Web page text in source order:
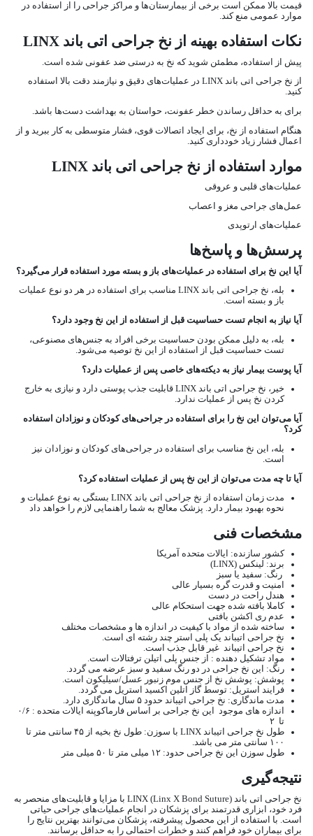
قیمت بالا ممکن است برخی از بیمارستان‌ها و مراکز جراحی را از استفاده در
موارد عمومی منع کند.
نکات استفاده بهینه از نخ جراحی اتی باند LINX
پیش از استفاده، مطمئن شوید که نخ به درستی ضد عفونی شده است.
از نخ جراحی اتی باند LINX در عملیات‌های دقیق و نیازمند دقت بالا استفاده
کنید.
برای به حداقل رساندن خطر عفونت، حواستان به بهداشت دست‌ها باشد.
هنگام استفاده از نخ، برای ایجاد اتصالات قوی، فشار متوسطی به کار ببرید و از
اعمال فشار زیاد خودداری کنید.
موارد استفاده از نخ جراحی اتی باند LINX
عملیات‌های قلبی و عروقی
عمل‌های جراحی مغز و اعصاب
عملیات‌های ارتوپدی
پرسش‌ها و پاسخ‌ها
آیا این نخ برای استفاده در عملیات‌های باز و بسته مورد استفاده قرار می‌گیرد؟
بله، نخ جراحی اتی باند LINX مناسب برای استفاده در هر دو نوع عملیات
باز و بسته است.
آیا نیاز به انجام تست حساسیت قبل از استفاده از این نخ وجود دارد؟
بله، به دلیل ممکن بودن حساسیت برخی افراد به جنس‌های مصنوعی،
تست حساسیت قبل از استفاده از این نخ توصیه می‌شود.
آیا پوست بیمار نیاز به دیکته‌های خاصی پس از عملیات دارد؟
خیر، نخ جراحی اتی باند LINX قابلیت جذب پوستی دارد و نیازی به خارج
کردن نخ پس از عملیات ندارد.
آیا می‌توان این نخ را برای استفاده در جراحی‌های کودکان و نوزادان استفاده
کرد؟
بله، این نخ مناسب برای استفاده در جراحی‌های کودکان و نوزادان نیز
است.
آیا تا چه مدت می‌توان از این نخ پس از عملیات استفاده کرد؟
مدت زمان استفاده از نخ جراحی اتی باند LINX بستگی به نوع عملیات و
نحوه بهبود بیمار دارد. پزشک معالج به شما راهنمایی لازم را خواهد داد
مشخصات فنی
کشور سازنده: ایالات متحده آمریکا
برند: لینکس (LINX)
رنگ: سفید یا سبز
امنیت و قدرت گره بسیار عالی
هندل راحت در دست
کاملا بافته شده جهت استحکام عالی
عدم ری اکشن بافتی
ساخته شده از مواد با کیفیت در اندازه ها و مشخصات مختلف
نخ جراحی اتیباند یک پلی استر چند رشته ای است.
نخ جراحی اتیباند غیر قابل جذب است.
مواد تشکیل دهنده : از جنس پلی اتیلن ترفتالات است.
رنگ: این نخ جراحی در دو رنگ سفید و سبز عرضه می گردد.
پوشش: پوشش نخ از جنس موم زنبور عسل/سیلیکون است.
فرایند استریل: توسط گاز اتلین اکسید استریل می گردد.
مدت ماندگاری: نخ جراحی اتیباند حدود ۵ سال ماندگاری دارد.
اندازه های موجود این نخ جراحی بر اساس فارماکوپنه ایالات متحده : ۰/۶
تا ۲
طول نخ جراحی اتیباند LINX با سوزن: طول نخ بخیه از ۴۵ سانتی متر تا
۱۰۰ سانتی متر می باشد.
طول سوزن این نخ جراحی حدود: ۱۲ میلی متر تا ۵۰ میلی متر
نتیجه‌گیری
نخ جراحی اتی باند LINX (Linx X Bond Suture) با مزایا و قابلیت‌های منحصر به
فرد خود، ابزاری قدرتمند برای پزشکان در انجام عملیات‌های جراحی حیاتی
است. با استفاده از این محصول پیشرفته، پزشکان می‌توانند بهترین نتایج را
برای بیماران خود فراهم کنند و خطرات احتمالی را به حداقل برسانند.